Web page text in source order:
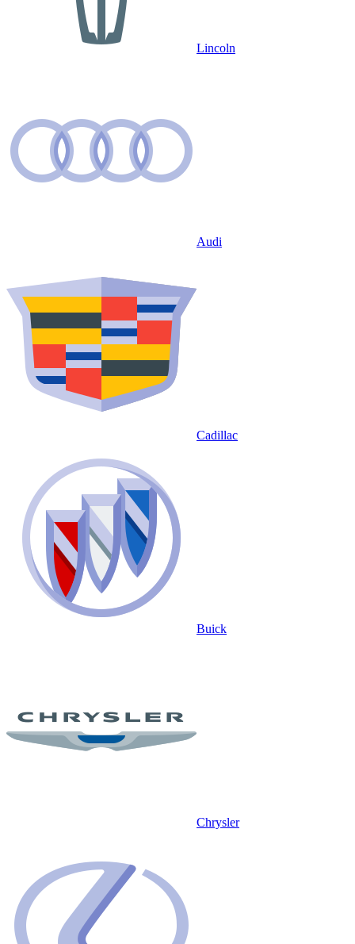
Lincoln
Audi
Cadillac
Buick
Chrysler